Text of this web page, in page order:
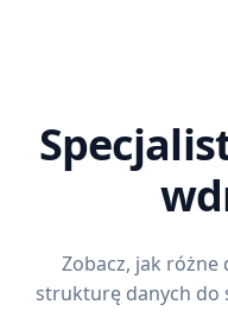
Zobacz, jak różne
strukturę danych do